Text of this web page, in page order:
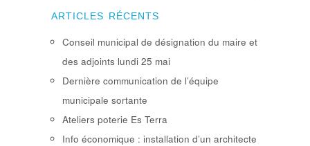
ARTICLES RÉCENTS
Conseil municipal de désignation du maire et
des adjoints lundi 25 mai
Dernière communication de l’équipe
municipale sortante
Ateliers poterie Es Terra
Info économique : installation d’un architecte